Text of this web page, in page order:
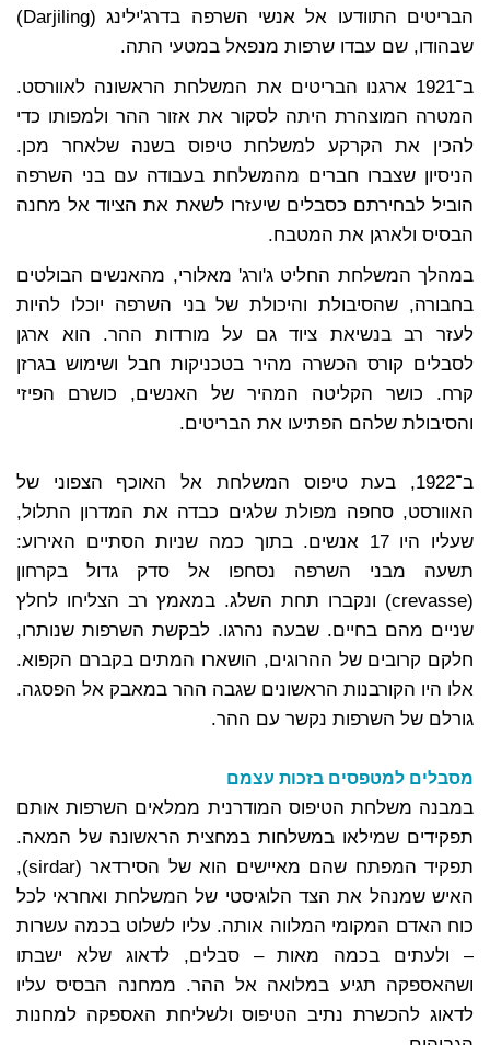
הבריטים התוודעו אל אנשי השרפה בדרג'ילינג (Darjiling)
שבהודו, שם עבדו שרפות מנפאל במטעי התה.
ב־1921 ארגנו הבריטים את המשלחת הראשונה לאוורסט.
המטרה המוצהרת היתה לסקור את אזור ההר ולמפותו כדי
להכין את הקרקע למשלחת טיפוס בשנה שלאחר מכן.
הניסיון שצברו חברים מהמשלחת בעבודה עם בני השרפה
הוביל לבחירתם כסבלים שיעזרו לשאת את הציוד אל מחנה
הבסיס ולארגן את המטבח.
במהלך המשלחת החליט ג'ורג' מאלורי, מהאנשים הבולטים
בחבורה, שהסיבולת והיכולת של בני השרפה יוכלו להיות
לעזר רב בנשיאת ציוד גם על מורדות ההר. הוא ארגן
לסבלים קורס הכשרה מהיר בטכניקות חבל ושימוש בגרזן
קרח. כושר הקליטה המהיר של האנשים, כושרם הפיזי
והסיבולת שלהם הפתיעו את הבריטים.
ב־1922, בעת טיפוס המשלחת אל האוכף הצפוני של
האוורסט, סחפה מפולת שלגים כבדה את המדרון התלול,
שעליו היו 17 אנשים. בתוך כמה שניות הסתיים האירוע:
תשעה מבני השרפה נסחפו אל סדק גדול בקרחון
(crevasse) ונקברו תחת השלג. במאמץ רב הצליחו לחלץ
שניים מהם בחיים. שבעה נהרגו. לבקשת השרפות שנותרו,
חלקם קרובים של ההרוגים, הושארו המתים בקברם הקפוא.
אלו היו הקורבנות הראשונים שגבה ההר במאבק אל הפסגה.
גורלם של השרפות נקשר עם ההר.
מסבלים למטפסים בזכות עצמם
במבנה משלחת הטיפוס המודרנית ממלאים השרפות אותם
תפקידים שמילאו במשלחות במחצית הראשונה של המאה.
תפקיד המפתח שהם מאיישים הוא של הסירדאר (sirdar),
האיש שמנהל את הצד הלוגיסטי של המשלחת ואחראי לכל
כוח האדם המקומי המלווה אותה. עליו לשלוט בכמה עשרות
– ולעתים בכמה מאות – סבלים, לדאוג שלא ישבתו
ושהאספקה תגיע במלואה אל ההר. ממחנה הבסיס עליו
לדאוג להכשרת נתיב הטיפוס ולשליחת האספקה למחנות